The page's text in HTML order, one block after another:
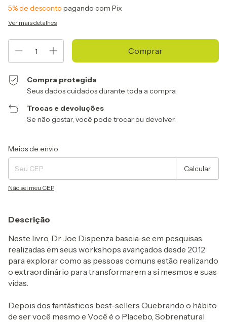
5% de desconto pagando com Pix
Ver mais detalhes
Compra protegida
Seus dados cuidados durante toda a compra.
Trocas e devoluções
Se não gostar, você pode trocar ou devolver.
Entregas para o CEP:
Meios de envio
Calcular
Não sei meu CEP
Descrição
Neste livro, Dr. Joe Dispenza baseia-se em pesquisas
realizadas em seus workshops avançados desde 2012
para explorar como as pessoas comuns estão realizando
o extraordinário para transformarem a si mesmos e suas
vidas.
Depois dos fantásticos best-sellers Quebrando o hábito
de ser você mesmo e Você é o Placebo, Sobrenatural